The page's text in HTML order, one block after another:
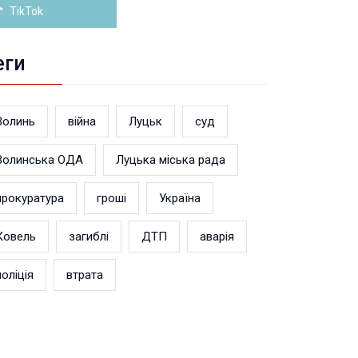
TikTok
війна Луцьк суд
ОДА Луцька міська рада
гроші Україна
загиблі ДТП аварія
втрата